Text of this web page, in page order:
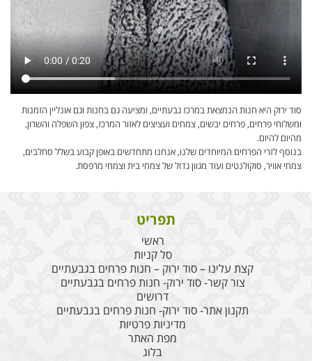
סוד ירוק היא חנות הנמצאת במרכז גבעתיים, ומציעה גם בחנות וגם אונליין הזמנות
ומשלוחי פרחים, פרחים יבשים, צמחים ועציצים לאזור המרכז, צפון השפלה והשרון,
מהיום להיום.
בנוסף לזרי הפרחים המיוחדים שלנו, אנחנו מתחדשים באופן קבוע בשלל סחלבים,
צמחי אוויר, סוקולנטים ועוד מגוון גדול של צמחי בית וצמחי מרפסת.
תפריט
ראשי
סל קניות
קצת עלינו – סוד ירוק – חנות פרחים בגבעתיים
צור קשר- סוד ירוק- חנות פרחים בגבעתיים
דרושים
תקנון אתר- סוד ירוק- חנות פרחים בגבעתיים
מדיניות פרטיות
מפת האתר
בלוג